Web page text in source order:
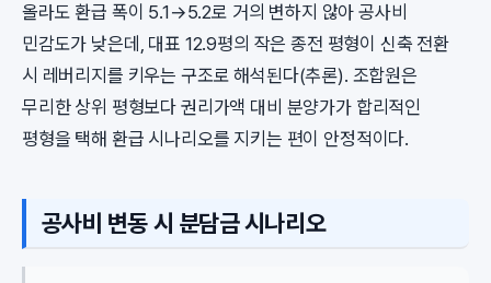
올라도 환급 폭이 5.1→5.2로 거의 변하지 않아 공사비
민감도가 낮은데, 대표 12.9평의 작은 종전 평형이 신축 전환
시 레버리지를 키우는 구조로 해석된다(추론). 조합원은
무리한 상위 평형보다 권리가액 대비 분양가가 합리적인
평형을 택해 환급 시나리오를 지키는 편이 안정적이다.
공사비 변동 시 분담금 시나리오